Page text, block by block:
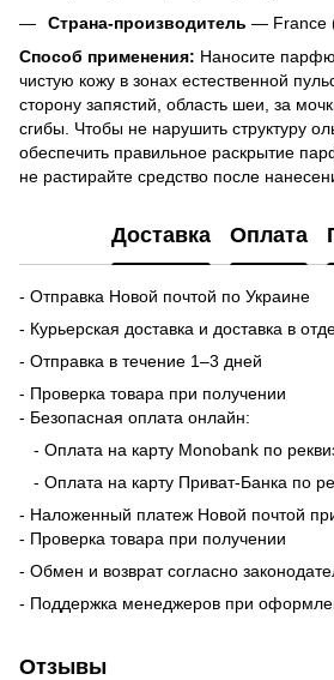
Страна-производитель — France
Способ применения: Наносите
чистую кожу в зонах естественной
сторону запястий, область шеи, за
сгибы. Чтобы не нарушить структуру
обеспечить правильное раскрытие
не растирайте средство после
Доставка Оплата
- Отправка Новой почтой по Украине
- Курьерская доставка и доставка в
- Отправка в течение 1–3 дней
- Проверка товара при получении
- Безопасная оплата онлайн:
- Оплата на карту Monobank по
- Оплата на карту Приват-Банка по
- Наложенный платеж Новой почтой
- Проверка товара при получении
- Обмен и возврат согласно
- Поддержка менеджеров при
Отзывы